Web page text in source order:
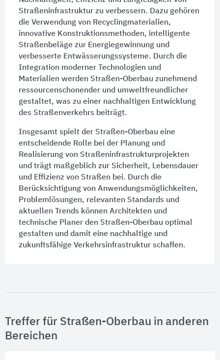
Straßeninfrastruktur zu verbessern. Dazu gehören
die Verwendung von Recyclingmaterialien,
innovative Konstruktionsmethoden, intelligente
Straßenbeläge zur Energiegewinnung und
verbesserte Entwässerungssysteme. Durch die
Integration moderner Technologien und
Materialien werden Straßen-Oberbau zunehmend
ressourcenschonender und umweltfreundlicher
gestaltet, was zu einer nachhaltigen Entwicklung
des Straßenverkehrs beiträgt.
Insgesamt spielt der Straßen-Oberbau eine
entscheidende Rolle bei der Planung und
Realisierung von Straßeninfrastrukturprojekten
und trägt maßgeblich zur Sicherheit, Lebensdauer
und Effizienz von Straßen bei. Durch die
Berücksichtigung von Anwendungsmöglichkeiten,
Problemlösungen, relevanten Standards und
aktuellen Trends können Architekten und
technische Planer den Straßen-Oberbau optimal
gestalten und damit eine nachhaltige und
zukunftsfähige Verkehrsinfrastruktur schaffen.
Treffer für Straßen-Oberbau in anderen
Bereichen